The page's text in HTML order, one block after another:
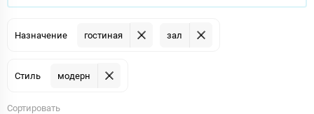
Назначение гостиная зал
Стиль модерн
Сортировать